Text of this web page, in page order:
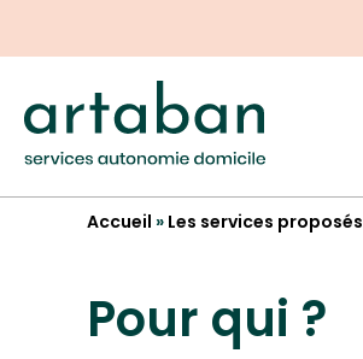
Accueil » Les services proposés
Pour qui ?